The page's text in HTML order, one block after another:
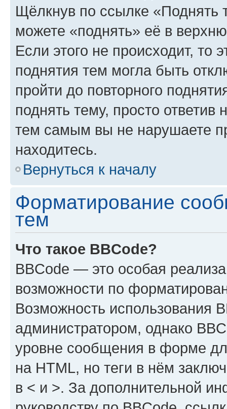
Щёлкнув по ссылке «Поднять
можете «поднять» её в
Если этого не происходит, то
поднятия тем могла быть
пройти до повторного
поднять тему, просто ответив
тем самым вы не нарушаете
находитесь.
Вернуться к началу
Форматирование
тем
Что такое BBCode?
BBCode — это особая
возможности по
Возможность использования
администратором, однако
уровне сообщения в форме
на HTML, но теги в нём
в < и >. За дополнительной